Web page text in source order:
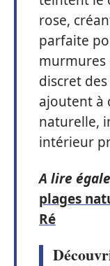
rose,
parfaite
murmures
discret
ajoutent à
naturelle,
intérieur
A lire
plages
Ré